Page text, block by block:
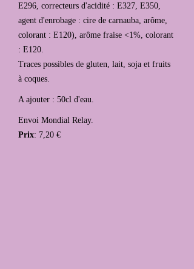
E296, correcteurs d'acidité : E327, E350,
agent d'enrobage : cire de carnauba, arôme,
colorant : E120), arôme fraise <1%, colorant
: E120.
Traces possibles de gluten, lait, soja et fruits
à coques.
A ajouter : 50cl d'eau.
Envoi Mondial Relay.
Prix: 7,20 €